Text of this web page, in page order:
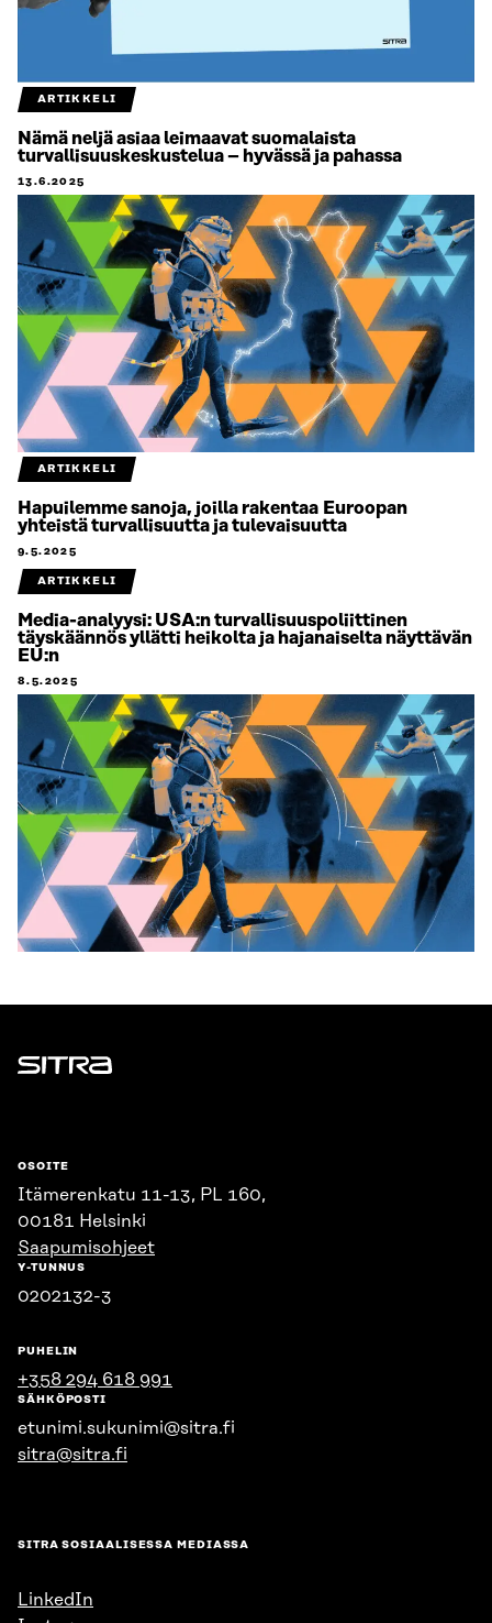
ARTIKKELI
Nämä neljä asiaa leimaavat suomalaista
turvallisuuskeskustelua – hyvässä ja pahassa
13.6.2025
ARTIKKELI
Hapuilemme sanoja, joilla rakentaa Euroopan
yhteistä turvallisuutta ja tulevaisuutta
9.5.2025
ARTIKKELI
Media-analyysi: USA:n turvallisuuspoliittinen
täyskäännös yllätti heikolta ja hajanaiselta näyttävän
EU:n
8.5.2025
Sitra
OSOITE
Itämerenkatu 11-13, PL 160,
00181 Helsinki
Saapumisohjeet
Y-TUNNUS
0202132-3
PUHELIN
+358 294 618 991
SÄHKÖPOSTI
etunimi.sukunimi@sitra.fi
sitra@sitra.fi
SITRA SOSIAALISESSA MEDIASSA
LinkedIn